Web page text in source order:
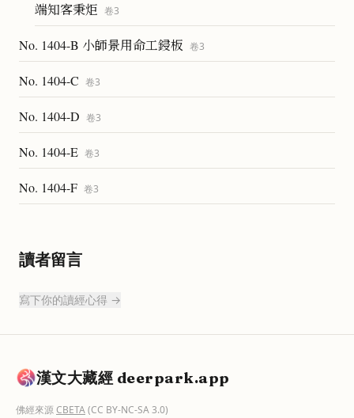
端知客秉炬 卷3
No. 1404-B 小師景用命工鋟板 卷3
No. 1404-C 卷3
No. 1404-D 卷3
No. 1404-E 卷3
No. 1404-F 卷3
讀者留言
寫下你的讀經心得 →
漢文大藏經 deerpark.app
佛經來源CBETA(CC BY-NC-SA 3.0)